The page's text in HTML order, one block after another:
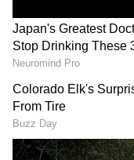
ஆண்டுகளாக
ஆண்டில்,
ஏற்றுமதிகள்,
என்றார் அவர்.
அரசாங்கம்
RECOMMENDED